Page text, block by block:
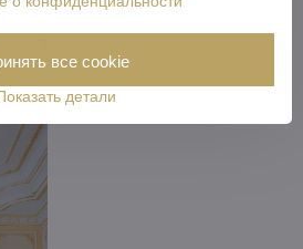
детали
все cookie